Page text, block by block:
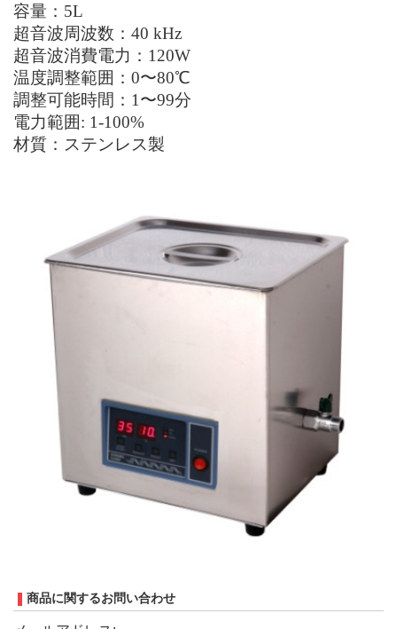
容量： 5L
超音波周波数： 40 kHz
超音波消費電力： 120W
温度調整範囲： 0〜80℃
調整可能時間： 1 〜99分
電力範囲: 1-100%
材質：ステンレス製
商品に関するお問い合わせ